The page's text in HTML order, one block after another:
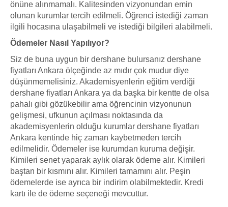
önüne alınmamalı. Kalitesinden vizyonundan emin
olunan kurumlar tercih edilmeli. Öğrenci istediği zaman
ilgili hocasına ulaşabilmeli ve istediği bilgileri alabilmeli.
Ödemeler Nasıl Yapılıyor?
Siz de buna uygun bir dershane bulursanız dershane
fiyatları Ankara ölçeğinde az mıdır çok mudur diye
düşünmemelisiniz. Akademisyenlerin eğitim verdiği
dershane fiyatları Ankara ya da başka bir kentte de olsa
pahalı gibi gözükebilir ama öğrencinin vizyonunun
gelişmesi, ufkunun açılması noktasında da
akademisyenlerin olduğu kurumlar dershane fiyatları
Ankara kentinde hiç zaman kaybetmeden tercih
edilmelidir. Ödemeler ise kurumdan kuruma değişir.
Kimileri senet yaparak aylık olarak ödeme alır. Kimileri
baştan bir kısmını alır. Kimileri tamamını alır. Peşin
ödemelerde ise ayrıca bir indirim olabilmektedir. Kredi
kartı ile de ödeme seçeneği mevcuttur.